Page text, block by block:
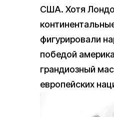
США. Хотя
фигурировали
победой
грандиозный
европейских